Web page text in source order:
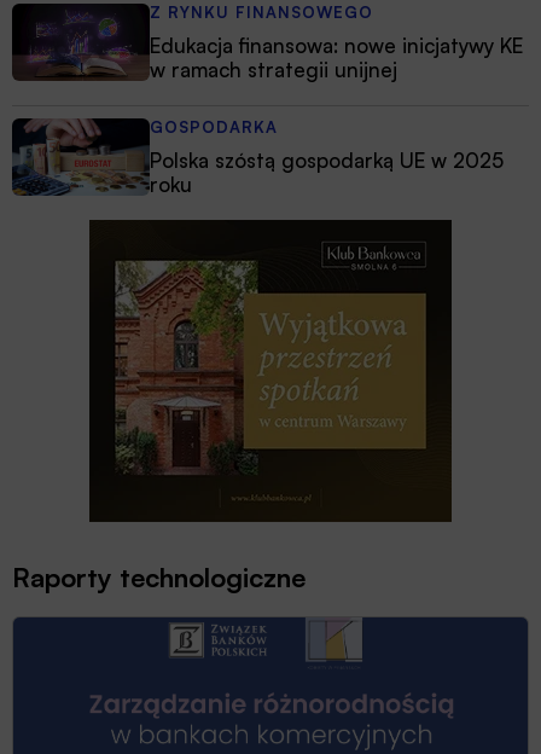
Z RYNKU FINANSOWEGO
Edukacja finansowa: nowe inicjatywy KE
w ramach strategii unijnej
GOSPODARKA
Polska szóstą gospodarką UE w 2025
roku
Raporty technologiczne